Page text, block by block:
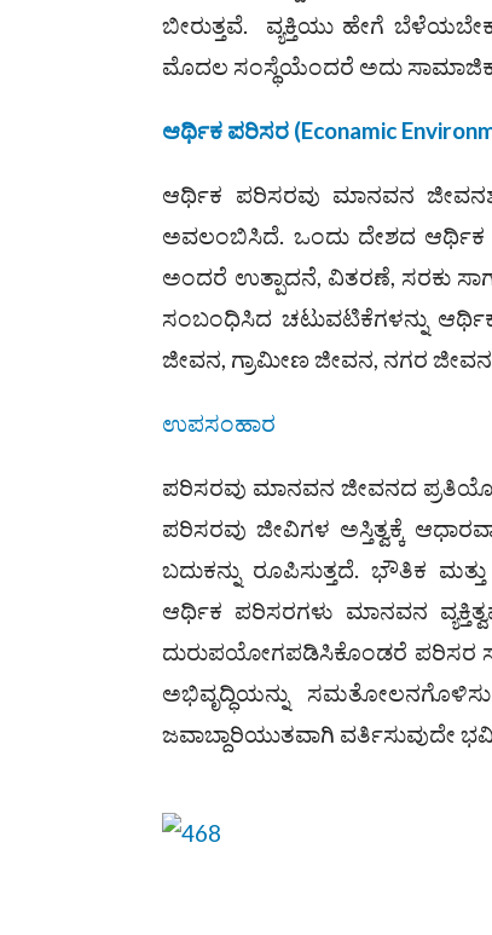
ಬೀರುತ್ತವೆ. ವ್ಯಕ್ತಿಯು ಹೇಗೆ ಬೆಳೆಯಬೇಕು
ಮೊದಲ ಸಂಸ್ಥೆಯೆಂದರೆ ಅದು
ಆರ್ಥಿಕ ಪರಿಸರ (Econamic
ಆರ್ಥಿಕ ಪರಿಸರವು ಮಾನವನ
ಅವಲಂಬಿಸಿದೆ. ಒಂದು ದೇಶದ ಆರ್ಥಿಕ
ಅಂದರೆ ಉತ್ಪಾದನೆ, ವಿತರಣೆ, ಸರಕು
ಸಂಬಂಧಿಸಿದ ಚಟುವಟಿಕೆಗಳನ್ನು
ಜೀವನ, ಗ್ರಾಮೀಣ ಜೀವನ, ನಗರ
ಉಪಸಂಹಾರ
ಪರಿಸರವು ಮಾನವನ ಜೀವನದ
ಪರಿಸರವು ಜೀವಿಗಳ ಅಸ್ತಿತ್ವಕ್ಕೆ
ಬದುಕನ್ನು ರೂಪಿಸುತ್ತದೆ. ಭೌತಿಕ
ಆರ್ಥಿಕ ಪರಿಸರಗಳು ಮಾನವನ
ದುರುಪಯೋಗಪಡಿಸಿಕೊಂಡರೆ ಪರಿಸರ
ಅಭಿವೃದ್ಧಿಯನ್ನು
ಜವಾಬ್ದಾರಿಯುತವಾಗಿ ವರ್ತಿಸುವುದೇ